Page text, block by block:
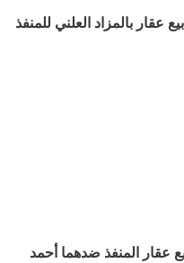
عقار بالمزاد العلني للمنفذ
عقار المنفذ ضدهما أحمد